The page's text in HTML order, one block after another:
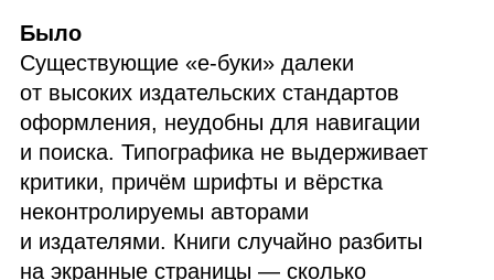
Было
Существующие «е‑буки» далеки
от высоких издательских стандартов
оформления, неудобны для навигации
и поиска. Типографика не выдерживает
критики, причём шрифты и вёрстка
неконтролируемы авторами
и издателями. Книги случайно разбиты
на экранные страницы — сколько